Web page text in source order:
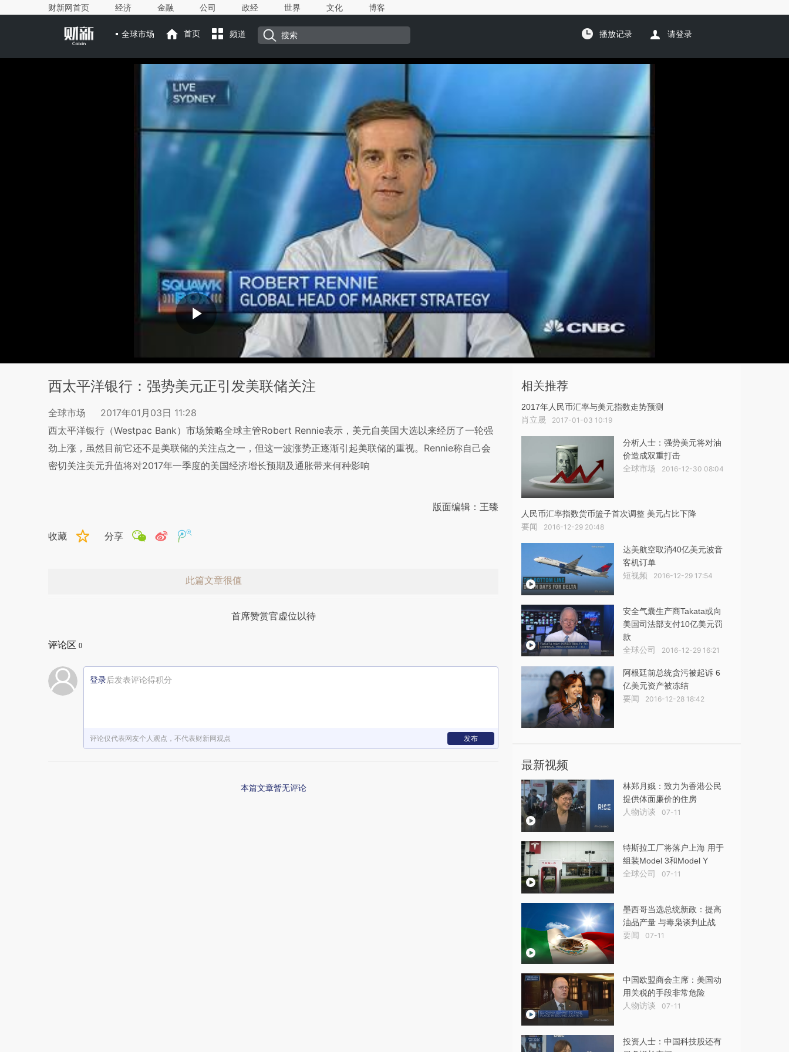
财新网首页 经济 金融 公司 政经 世界 文化 博客
全球市场 首页 频道 播放记录 请登录
西太平洋银行：强势美元正引发美联储关注
全球市场
2017年01月03日 11:28
西太平洋银行（Westpac Bank）市场策略全球主管Robert Rennie表示，美元自美国大选以来经历了一轮强
劲上涨，虽然目前它还不是美联储的关注点之一，但这一波涨势正逐渐引起美联储的重视。Rennie称自己会
密切关注美元升值将对2017年一季度的美国经济增长预期及通胀带来何种影响
版面编辑：王臻
收藏 分享
此篇文章很值
首席赞赏官虚位以待
评论区 0
登录后发表评论得积分
评论仅代表网友个人观点，不代表财新网观点 发布
本篇文章暂无评论
相关推荐
2017年人民币汇率与美元指数走势预测
肖立晟 2017-01-03 10:19
分析人士：强势美元将对油
价造成双重打击
全球市场 2016-12-30 08:04
人民币汇率指数货币篮子首次调整 美元占比下降
要闻 2016-12-29 20:48
达美航空取消40亿美元波音
客机订单
短视频 2016-12-29 17:54
安全气囊生产商Takata或向
美国司法部支付10亿美元罚
款
全球公司 2016-12-29 16:21
阿根廷前总统贪污被起诉 6
亿美元资产被冻结
要闻 2016-12-28 18:42
最新视频
林郑月娥：致力为香港公民
提供体面廉价的住房
人物访谈 07-11
特斯拉工厂将落户上海 用于
组装Model 3和Model Y
全球公司 07-11
墨西哥当选总统新政：提高
油品产量 与毒枭谈判止战
要闻 07-11
中国欧盟商会主席：美国动
用关税的手段非常危险
人物访谈 07-11
投资人士：中国科技股还有